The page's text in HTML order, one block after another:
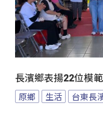
長濱鄉表揚22位模
原鄉 生活 台東長